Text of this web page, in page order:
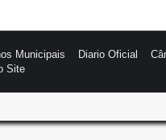
Municipais Diario Oficial
Site